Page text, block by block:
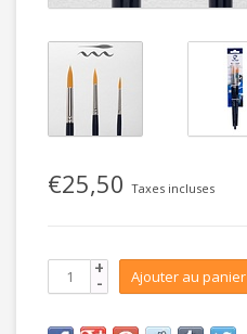
€25,50 Taxes incluses
+
- Ajouter au panier